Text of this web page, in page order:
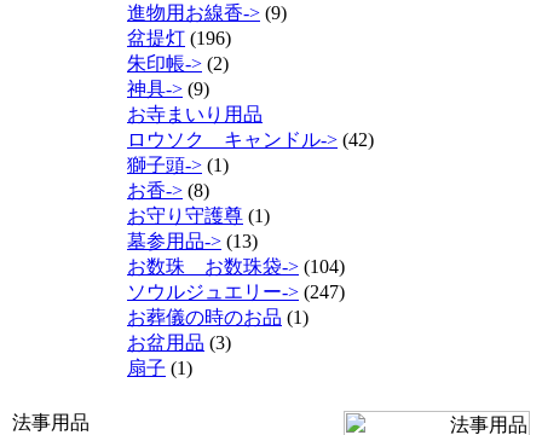
進物用お線香-> (9)
盆提灯 (196)
朱印帳-> (2)
神具-> (9)
お寺まいり用品
ロウソク キャンドル-> (42)
獅子頭-> (1)
お香-> (8)
お守り守護尊 (1)
墓参用品-> (13)
お数珠 お数珠袋-> (104)
ソウルジュエリー-> (247)
お葬儀の時のお品 (1)
お盆用品 (3)
扇子 (1)
法事用品